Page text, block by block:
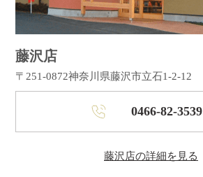
藤沢店
〒251-0872神奈川県藤沢市立石1-2-12
0466-82-3539
藤沢店の詳細を見る